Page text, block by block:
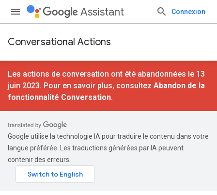
Assistant Connexion
Conversational Actions
Les actions de conversation ont été abandonnées le 13
juin 2023. Pour en savoir plus, consultez Abandon de la
fonctionnalité Conversation.
Google utilise la technologie IA pour traduire le contenu dans votre
langue préférée. Les traductions générées par IA peuvent
contenir des erreurs.